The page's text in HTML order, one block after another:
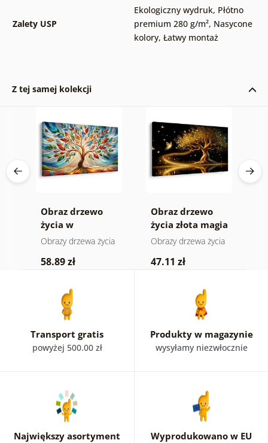
Zalety USP
Ekologiczny wydruk, Płótno
premium 280 g/m², Nasycone
kolory, Łatwy montaż
Z tej samej kolekcji
Obraz drzewo
życia w
kolorowym
Obrazy drzewa życia
58.89 zł
Obraz drzewo
życia złota magia
Obrazy drzewa życia
47.11 zł
Transport gratis
powyżej 500.00 zł
Produkty w magazynie
wysyłamy niezwłocznie
Największy asortyment Wyprodukowano w EU